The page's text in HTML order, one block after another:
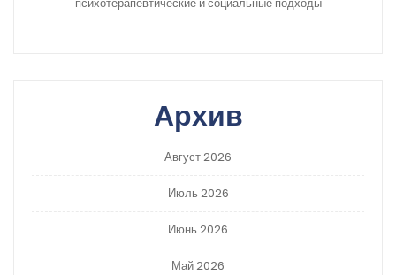
Архив
Август 2026
Июль 2026
Июнь 2026
Май 2026